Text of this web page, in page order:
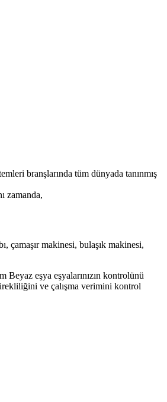
branşlarında tüm dünyada tanınmış
zamanda,
makinesi, bulaşık makinesi,
eşya eşyalarınızın kontrolünü
ve çalışma verimini kontrol